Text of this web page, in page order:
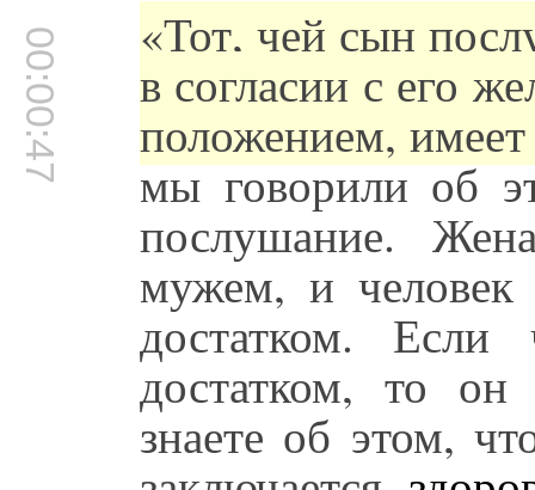
00:00:47 «Тот, чей сын
в согласии с его
положением,
мы говорили об
послушание.
мужем, и человек
достатком.
достатком, то
знаете об этом,